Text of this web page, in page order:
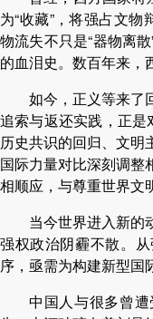
为“收藏”，将强占文物
物流失不只是“器物离
的血泪史。数百年来，
如今，正义等来了
追索与返还实践，正是
历史共识的回归、文明
国际力量对比深刻调整
相顺应，与尊重世界文
当今世界进入新的
强权政治阴霾不散。
序，亟需为构建新型国
中国人与很多曾